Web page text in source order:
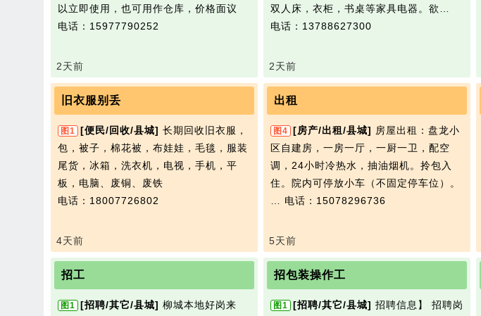
以立即使用，也可用作仓库，价格面议
电话：15977790252
2天前
双人床，衣柜，书桌等家具电器。欲…
电话：13788627300
2天前
旧衣服别丢
图1 [便民/回收/县城] 长期回收旧衣服，
包，被子，棉花被，布娃娃，毛毯，服装
尾货，冰箱，洗衣机，电视，手机，平
板，电脑、废铜、废铁
电话：18007726802
4天前
出租
图4 [房产/出租/县城] 房屋出租：盘龙小
区自建房，一房一厅，一厨一卫，配空
调，24小时冷热水，抽油烟机。拎包入
住。院内可停放小车（不固定停车位）。
电话：15078296736
5天前
招工
图1 [招聘/其它/县城] 柳城本地好岗来
招包装操作工
图1 [招聘/其它/县城] 招聘信息】 招聘岗